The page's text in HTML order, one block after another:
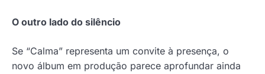
O outro lado do silêncio
Se “Calma” representa um convite à presença, o
novo álbum em produção parece aprofundar ainda